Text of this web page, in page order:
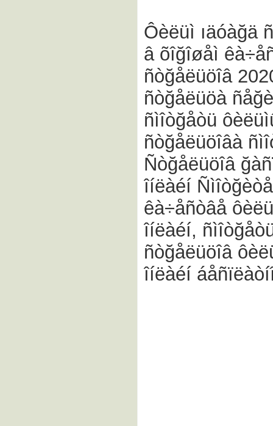
Ôèëüì ıäóàğä
â õîğîøåì
ñòğåëüöîâ
ñòğåëüöà
ñìîòğåòü
ñòğåëüöîâà
Ñòğåëüöîâ
îíëàéí
êà÷åñòâå
îíëàéí,
ñòğåëüöîâ
îíëàéí